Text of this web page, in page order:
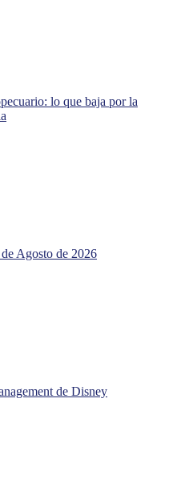
lo que baja por la
Agosto de 2026
de Disney